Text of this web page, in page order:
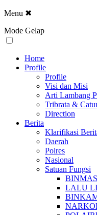
Menu ✖
Mode Gelap
Home
Profile
Profile
Visi dan Misi
Arti Lambang
Tribrata &
Direction
Berita
Klarifikasi
Daerah
Polres
Nasional
Satuan Fungsi
BINMAS
LALU